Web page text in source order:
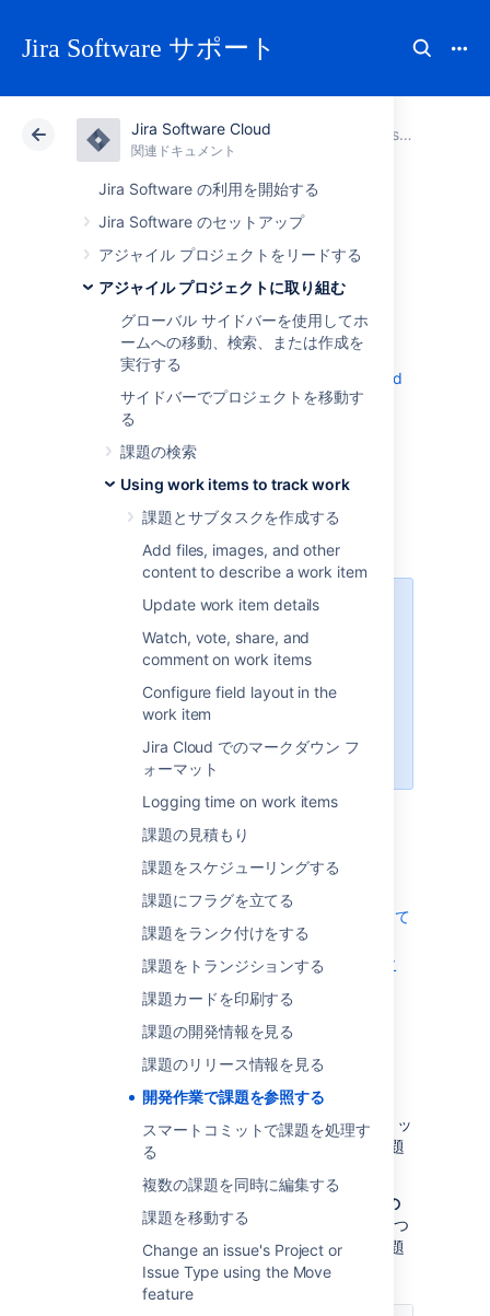
Jira Software サポート
Jira Software Cloud
関連ドキュメント
Jira Software の利用を開始する
Jira Software のセットアップ
アジャイル プロジェクトをリードする
アジャイル プロジェクトに取り組む
グローバル サイドバーを使用してホ
ームへの移動、検索、または作成を
実行する
サイドバーでプロジェクトを移動す
る
課題の検索
Using work items to track work
課題とサブタスクを作成する
Add files, images, and other
content to describe a work item
Update work item details
Watch, vote, share, and
comment on work items
Configure field layout in the
work item
Jira Cloud でのマークダウン フ
ォーマット
Logging time on work items
課題の見積もり
課題をスケジューリングする
課題にフラグを立てる
課題をランク付けをする
課題をトランジションする
課題カードを印刷する
課題の開発情報を見る
課題のリリース情報を見る
開発作業で課題を参照する
スマートコミットで課題を処理す
る
複数の課題を同時に編集する
課題を移動する
Change an issue's Project or
Issue Type using the Move
feature
アトラシアン サポート Jira Software関連ドキュメント
Using work items to track work
クラウド Data Center
開発作業で課題を
参照する
the seamless integration of issues and
when you have
connected
to Bitbucket Cloud, and your other
development tools.
In Bitbucket Cloud, you can see and interact
with issues similar to the way you would in
attachments, transition, watch, and much
Safari ユーザー
Safari でクロスサイト トラッキン
グ防止を有効にしている場合、同じ
タブまたはウィンドウで Jira 課題
を開くことはできません。課題を表
ウィンドウで開きます。
はじめる前に
以下を実行していることを確認します。
Bitbucket Cloud を Jira Cloud に接続して
いること
ワークフロー トリガーを設定しているこ
開発者ツールで Jira 課題を
参照する方法
開発者は次の表に記載されているように、コミッ
ト、ブランチ、プル リクエストなどで Jira 課題
課題キーは既定の Jira キーの
書式に従っている必要があります
。つまり、2 つ
以上の大文字 ([A-Z][A-Z]+ ) にハイフンと課題
番号が続きます。例: ABC-123